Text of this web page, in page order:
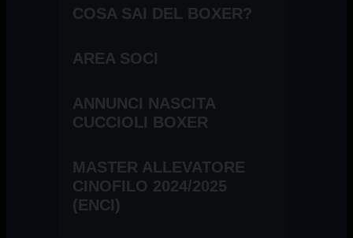
COSA SAI DEL BOXER?
AREA SOCI
ANNUNCI NASCITA
CUCCIOLI BOXER
MASTER ALLEVATORE
CINOFILO 2024/2025
(ENCI)